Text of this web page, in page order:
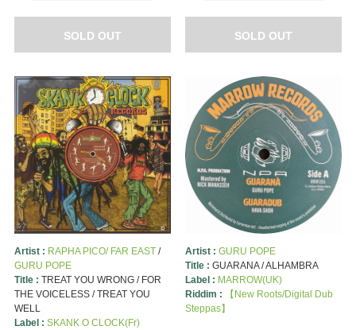
SOLD OUT SOLD OUT
Artist : RAPHA PICO/ FAR EAST/
GURU POPE
Title : TREAT YOU WRONG / FOR
THE VOICELESS / TREAT YOU
WELL
Label : SKANK O CLOCK(Fr)
Artist : GURU POPE
Title : GUARANA / ALHAMBRA
Label : MARROW(UK)
Riddim :
【New Roots/Digital Dub
Steppas】